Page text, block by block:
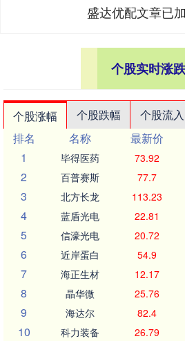
盛达优配文章已
个股实时涨
个股涨幅 个股跌幅 个股流入
排名
名称 最新价
1
毕得医药 73.92
2 百普赛斯 77.7
3 北方长龙 113.23
4 蓝盾光电 22.81
5 信濠光电 20.72
6 近岸蛋白 54.9
7 海正生材 12.17
8 晶华微 25.76
9 海达尔 82.4
10 科力装备 26.79